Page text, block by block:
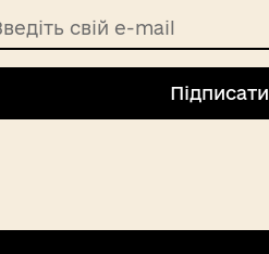
свій e-mail